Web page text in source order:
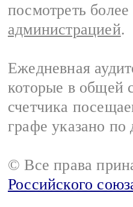
посмотреть
администрацией.
Ежедневная
которые в общей
счетчика
графе указано
© Все права
Российского